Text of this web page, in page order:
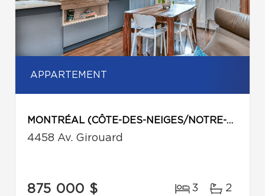
APPARTEMENT
MONTRÉAL (CÔTE-DES-NEIGES/NOTRE-DAME-DE-GRÂCE)
4458 Av. Girouard
875 000 $ 3 2